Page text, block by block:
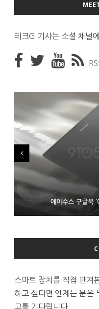
테크G 기사는 소셜 채널
FMS 2026서 차세대 3D
보
에이수스 구글북
XBOX 25주년 맞아 무
스마트 장치를 직접 만져
하고 싶다면 언제든 문은
고를 기다립니다.